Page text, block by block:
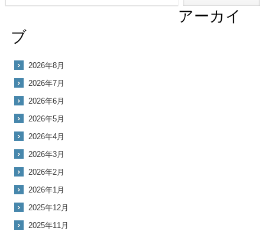
アーカイ
ブ
2026年8月
2026年7月
2026年6月
2026年5月
2026年4月
2026年3月
2026年2月
2026年1月
2025年12月
2025年11月